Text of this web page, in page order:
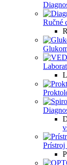
Ručné
Prístroj